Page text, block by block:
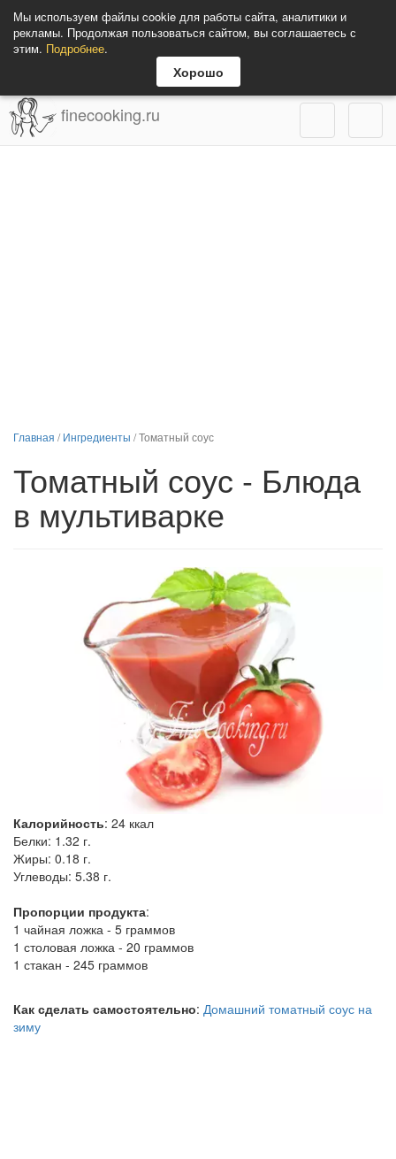
Мы используем файлы cookie для работы сайта, аналитики и
рекламы. Продолжая пользоваться сайтом, вы соглашаетесь с
этим. Подробнее.
Хорошо
finecooking.ru
Главная /Ингредиенты /Томатный соус
Томатный соус - Блюда
в мультиварке
Калорийность: 24 ккал
Белки: 1.32 г.
Жиры: 0.18 г.
Углеводы: 5.38 г.
Пропорции продукта:
1 чайная ложка - 5 граммов
1 столовая ложка - 20 граммов
1 стакан - 245 граммов
Как сделать самостоятельно: Домашний томатный соус на
зиму